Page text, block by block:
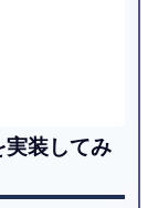
装してみ